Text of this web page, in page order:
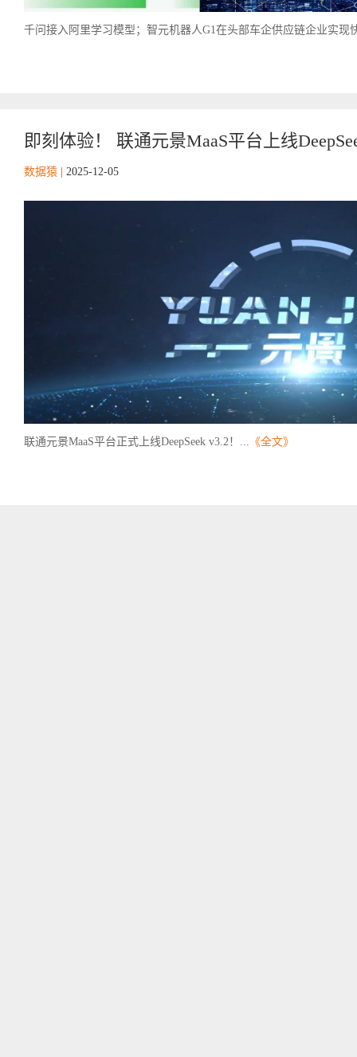
千问接入阿里学习模型；智元机器人G1在头部车企供应链企业实现
即刻体验！ 联通元景MaaS平台上线
数据猿 2025-12-05
联通元景MaaS平台正式上线DeepSeek v3.2！... 《全文》